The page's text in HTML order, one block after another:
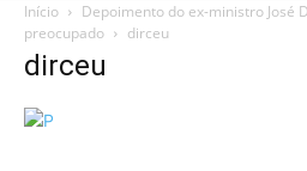
Início
Depoimento do ex-ministro José
preocupado
dirceu
dirceu